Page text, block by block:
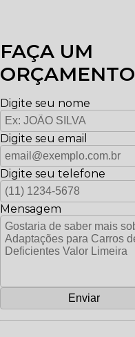
FAÇA UM
ORÇAMENTO
Digite seu nome
Digite seu email
Digite seu telefone
Mensagem